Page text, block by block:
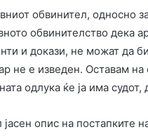
обвинител, односно
обвинителство дека
и докази, не можат да
не е изведен. Оставам
одлука ќе ја има судот,
јасен опис на постапките